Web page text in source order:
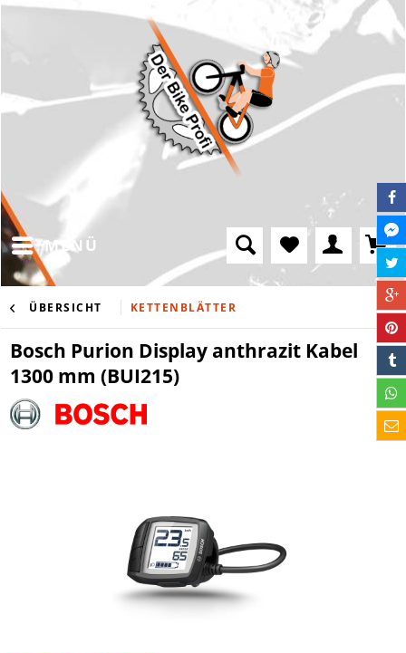
MENÜ
ÜBERSICHT KETTENBLÄTTER
Bosch Purion Display anthrazit Kabel
1300 mm (BUI215)